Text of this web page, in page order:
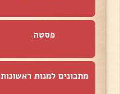
פסטה
מתכונים למנות ראשונות